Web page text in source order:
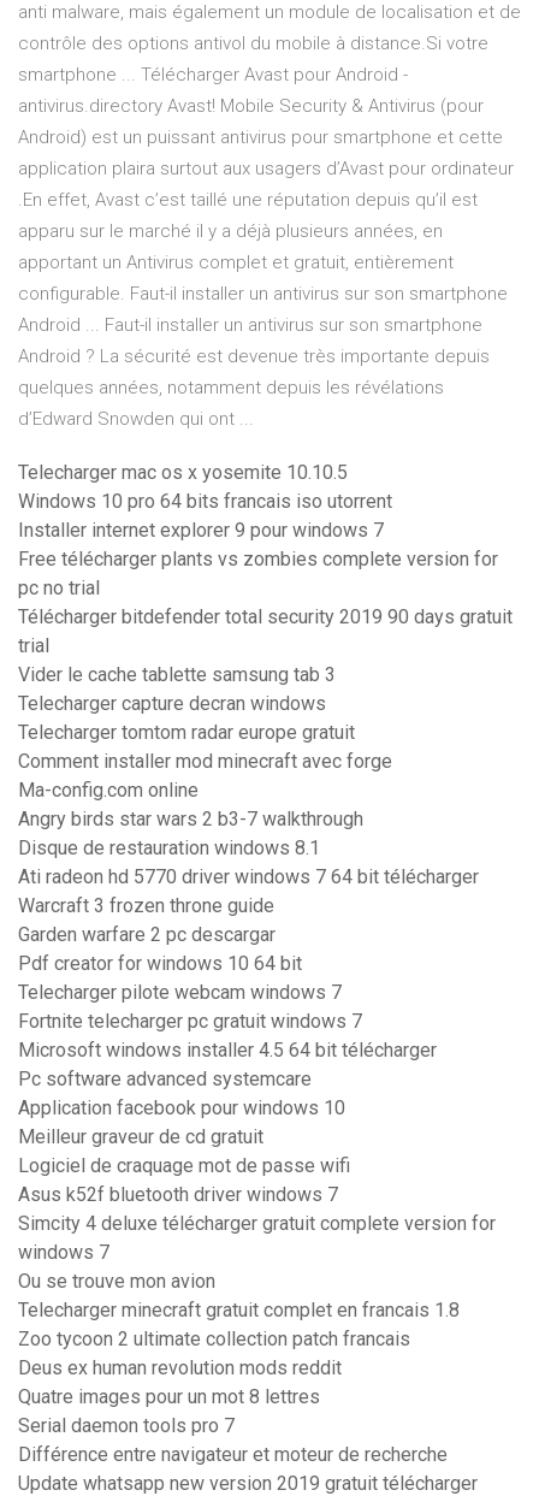
anti malware, mais également un module de localisation et de
contrôle des options antivol du mobile à distance.Si votre
smartphone ... Télécharger Avast pour Android -
antivirus.directory Avast! Mobile Security & Antivirus (pour
Android) est un puissant antivirus pour smartphone et cette
application plaira surtout aux usagers d’Avast pour ordinateur
.En effet, Avast c’est taillé une réputation depuis qu’il est
apparu sur le marché il y a déjà plusieurs années, en
apportant un Antivirus complet et gratuit, entièrement
configurable. Faut-il installer un antivirus sur son smartphone
Android ... Faut-il installer un antivirus sur son smartphone
Android ? La sécurité est devenue très importante depuis
quelques années, notamment depuis les révélations
d’Edward Snowden qui ont ...
Telecharger mac os x yosemite 10.10.5
Windows 10 pro 64 bits francais iso utorrent
Installer internet explorer 9 pour windows 7
Free télécharger plants vs zombies complete version for
pc no trial
Télécharger bitdefender total security 2019 90 days gratuit
trial
Vider le cache tablette samsung tab 3
Telecharger capture decran windows
Telecharger tomtom radar europe gratuit
Comment installer mod minecraft avec forge
Ma-config.com online
Angry birds star wars 2 b3-7 walkthrough
Disque de restauration windows 8.1
Ati radeon hd 5770 driver windows 7 64 bit télécharger
Warcraft 3 frozen throne guide
Garden warfare 2 pc descargar
Pdf creator for windows 10 64 bit
Telecharger pilote webcam windows 7
Fortnite telecharger pc gratuit windows 7
Microsoft windows installer 4.5 64 bit télécharger
Pc software advanced systemcare
Application facebook pour windows 10
Meilleur graveur de cd gratuit
Logiciel de craquage mot de passe wifi
Asus k52f bluetooth driver windows 7
Simcity 4 deluxe télécharger gratuit complete version for
windows 7
Ou se trouve mon avion
Telecharger minecraft gratuit complet en francais 1.8
Zoo tycoon 2 ultimate collection patch francais
Deus ex human revolution mods reddit
Quatre images pour un mot 8 lettres
Serial daemon tools pro 7
Différence entre navigateur et moteur de recherche
Update whatsapp new version 2019 gratuit télécharger